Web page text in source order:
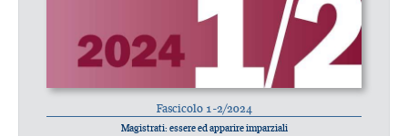
Fascicolo 1-2/2024
Magistrati: essere ed apparire imparziali